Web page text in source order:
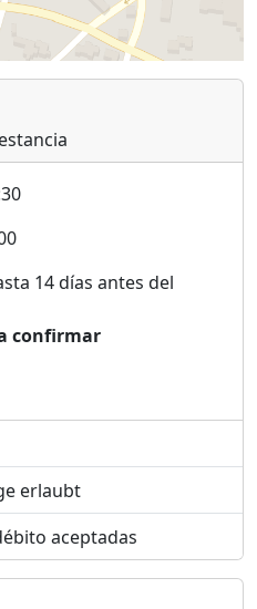
14 días antes del
confirmar
erlaubt
aceptadas